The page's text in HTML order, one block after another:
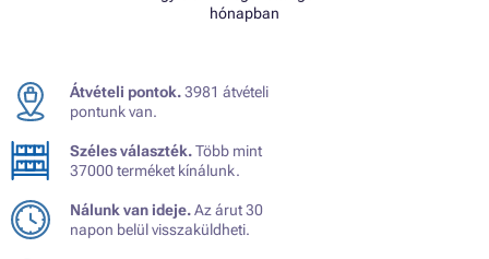
hónapban
Átvételi pontok.3981 átvételi
pontunk van.
Széles választék.Több mint
37000 terméket kínálunk.
Nálunk van ideje.Az árut 30
napon belül visszaküldheti.